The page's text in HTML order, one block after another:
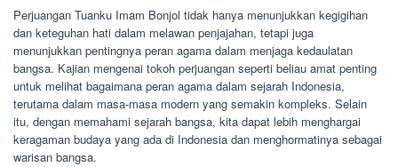
Perjuangan Tuanku Imam Bonjol tidak hanya menunjukkan kegigihan
dan keteguhan hati dalam melawan penjajahan, tetapi juga
menunjukkan pentingnya peran agama dalam menjaga kedaulatan
bangsa. Kajian mengenai tokoh perjuangan seperti beliau amat penting
untuk melihat bagaimana peran agama dalam sejarah Indonesia,
terutama dalam masa-masa modern yang semakin kompleks. Selain
itu, dengan memahami sejarah bangsa, kita dapat lebih menghargai
keragaman budaya yang ada di Indonesia dan menghormatinya sebagai
warisan bangsa.